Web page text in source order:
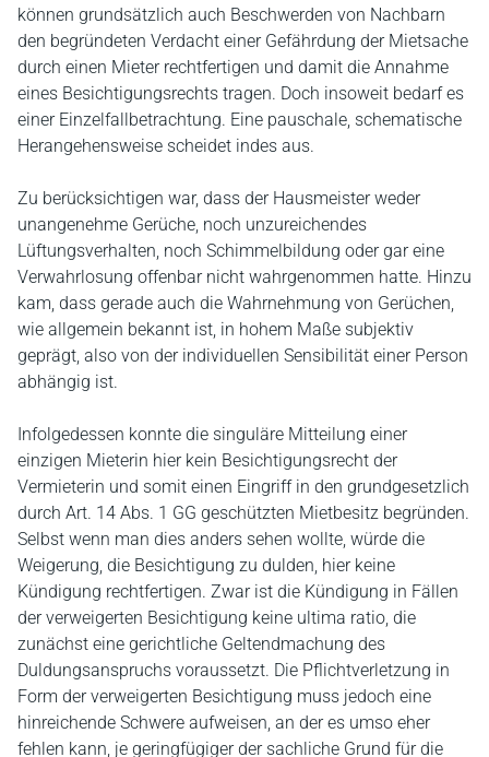
können grundsätzlich auch Beschwerden von Nachbarn
den begründeten Verdacht einer Gefährdung der Mietsache
durch einen Mieter rechtfertigen und damit die Annahme
eines Besichtigungsrechts tragen. Doch insoweit bedarf es
einer Einzelfallbetrachtung. Eine pauschale, schematische
Herangehensweise scheidet indes aus.
Zu berücksichtigen war, dass der Hausmeister weder
unangenehme Gerüche, noch unzureichendes
Lüftungsverhalten, noch Schimmelbildung oder gar eine
Verwahrlosung offenbar nicht wahrgenommen hatte. Hinzu
kam, dass gerade auch die Wahrnehmung von Gerüchen,
wie allgemein bekannt ist, in hohem Maße subjektiv
geprägt, also von der individuellen Sensibilität einer Person
abhängig ist.
Infolgedessen konnte die singuläre Mitteilung einer
einzigen Mieterin hier kein Besichtigungsrecht der
Vermieterin und somit einen Eingriff in den grundgesetzlich
durch Art. 14 Abs. 1 GG geschützten Mietbesitz begründen.
Selbst wenn man dies anders sehen wollte, würde die
Weigerung, die Besichtigung zu dulden, hier keine
Kündigung rechtfertigen. Zwar ist die Kündigung in Fällen
der verweigerten Besichtigung keine ultima ratio, die
zunächst eine gerichtliche Geltendmachung des
Duldungsanspruchs voraussetzt. Die Pflichtverletzung in
Form der verweigerten Besichtigung muss jedoch eine
hinreichende Schwere aufweisen, an der es umso eher
fehlen kann, je geringfügiger der sachliche Grund für die